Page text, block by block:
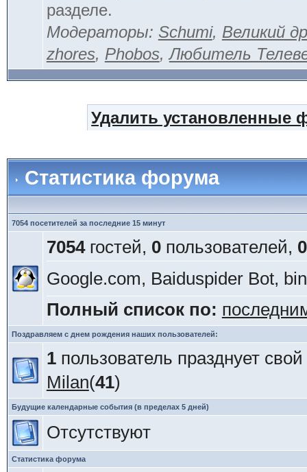
разделе.
Модераторы: Schumi, Великий
zhores, Phobos,Любитель
Удалить установленные
Статистика форума
7054 посетителей за последние 15 минут
7054гостей, 0пользователей, 0
Google.com, Baiduspider Bot,
Полный список по:
Поздравляем с днем рождения наших пользователей:
1пользователь празднует
Milan(41)
Будущие календарные события (в пределах 5 дней)
Отсутствуют
Статистика форума